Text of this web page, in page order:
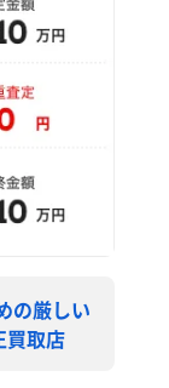
の厳しい
買取店